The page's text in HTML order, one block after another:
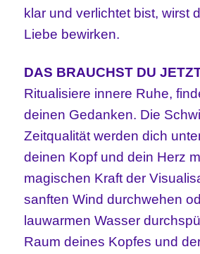
klar und verlichtet bist, wirst
Liebe bewirken.
DAS BRAUCHST DU
Ritualisiere innere Ruhe,
deinen Gedanken. Die
Zeitqualität werden dich
deinen Kopf und dein Herz
magischen Kraft der
sanften Wind durchwehen
lauwarmen Wasser
Raum deines Kopfes und